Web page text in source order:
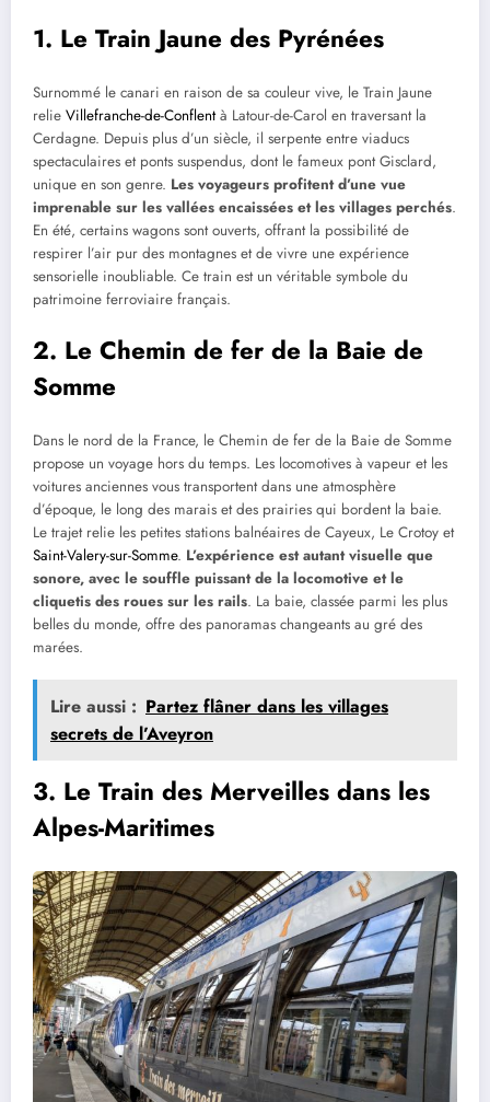
1. Le Train Jaune des Pyrénées
Surnommé le canari en raison de sa couleur vive, le Train Jaune
relie Villefranche-de-Conflentà Latour-de-Carol en traversant la
Cerdagne. Depuis plus d’un siècle, il serpente entre viaducs
spectaculaires et ponts suspendus, dont le fameux pont Gisclard,
unique en son genre. Les voyageurs profitent d’une vue
imprenable sur les vallées encaissées et les villages perchés.
En été, certains wagons sont ouverts, offrant la possibilité de
respirer l’air pur des montagnes et de vivre une expérience
sensorielle inoubliable. Ce train est un véritable symbole du
patrimoine ferroviaire français.
2. Le Chemin de fer de la Baie de
Somme
Dans le nord de la France, le Chemin de fer de la Baie de Somme
propose un voyage hors du temps. Les locomotives à vapeur et les
voitures anciennes vous transportent dans une atmosphère
d’époque, le long des marais et des prairies qui bordent la baie.
Le trajet relie les petites stations balnéaires de Cayeux, Le Crotoy et
Saint-Valery-sur-Somme. L’expérience est autant visuelle que
sonore, avec le souffle puissant de la locomotive et le
cliquetis des roues sur les rails. La baie, classée parmi les plus
belles du monde, offre des panoramas changeants au gré des
marées.
Lire aussi : Partez flâner dans les villages
secrets de l’Aveyron
3. Le Train des Merveilles dans les
Alpes-Maritimes